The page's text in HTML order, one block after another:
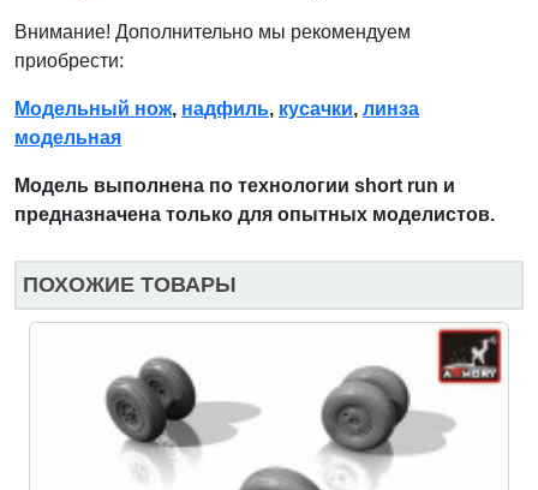
Внимание! Дополнительно мы рекомендуем
приобрести:
Модельный нож, надфиль, кусачки, линза
модельная
Модель выполнена по технологии short run и
предназначена только для опытных моделистов.
ПОХОЖИЕ ТОВАРЫ